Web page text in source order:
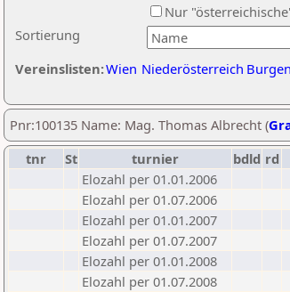
Sortierung
Nur
Vereinslisten:Wien Niederösterreich
Pnr:100135 Name: Mag. Thomas Albrecht (
tnr
St turnier bdld rd
Elozahl per 01.01.2006
Elozahl per 01.07.2006
Elozahl per 01.01.2007
Elozahl per 01.07.2007
Elozahl per 01.01.2008
Elozahl per 01.07.2008